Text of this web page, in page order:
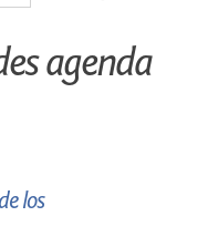
agenda
los